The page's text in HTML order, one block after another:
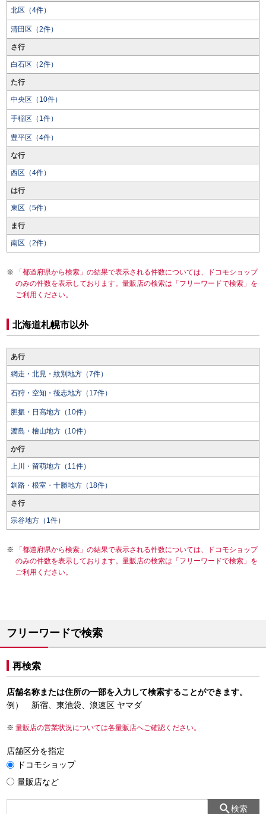
北区（4件）
清田区（2件）
さ行
白石区（2件）
た行
中央区（10件）
手稲区（1件）
豊平区（4件）
な行
西区（4件）
は行
東区（5件）
ま行
南区（2件）
「都道府県から検索」の結果で表示される件数については、ドコモショップ
のみの件数を表示しております。量販店の検索は「フリーワードで検索」を
ご利用ください。
北海道札幌市以外
あ行
網走・北見・紋別地方（7件）
石狩・空知・後志地方（17件）
胆振・日高地方（10件）
渡島・檜山地方（10件）
か行
上川・留萌地方（11件）
釧路・根室・十勝地方（18件）
さ行
宗谷地方（1件）
「都道府県から検索」の結果で表示される件数については、ドコモショップ
のみの件数を表示しております。量販店の検索は「フリーワードで検索」を
ご利用ください。
フリーワードで検索
再検索
店舗名称または住所の一部を入力して検索することができます。
例） 新宿、東池袋、浪速区 ヤマダ
量販店の営業状況については各量販店へご確認ください。
店舗区分を指定
ドコモショップ
量販店など
検索